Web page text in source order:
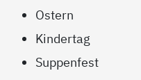
Ostern
Kindertag
Suppenfest